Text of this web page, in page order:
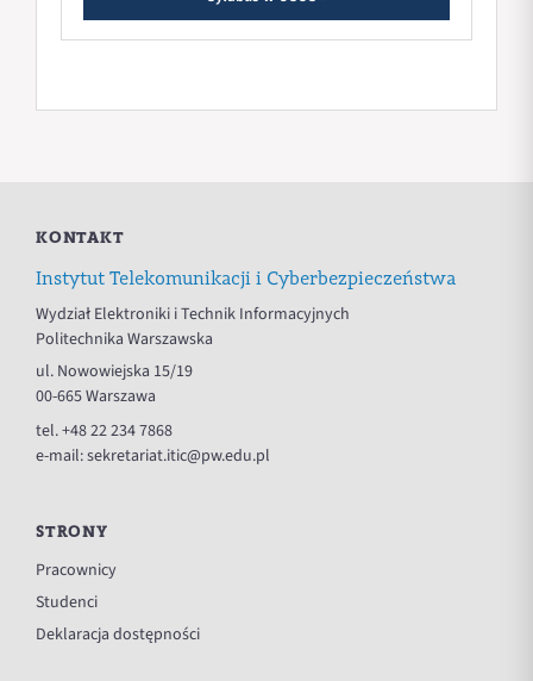
KONTAKT
Instytut Telekomunikacji i Cyberbezpieczeństwa
Wydział Elektroniki i Technik Informacyjnych
Politechnika Warszawska
ul. Nowowiejska 15/19
00-665 Warszawa
tel.+48 22 234 7868
e-mail:sekretariat.itic@pw.edu.pl
STRONY
Pracownicy
Studenci
Deklaracja dostępności